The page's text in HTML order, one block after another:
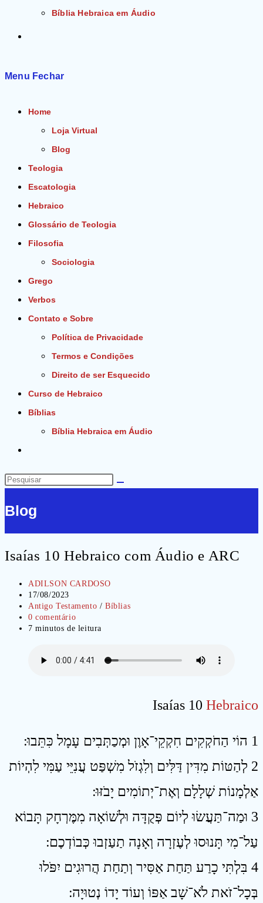
Bíblia Hebraica em Áudio
Menu Fechar
Home
Loja Virtual
Blog
Teologia
Escatologia
Hebraico
Glossário de Teologia
Filosofia
Sociologia
Grego
Verbos
Contato e Sobre
Política de Privacidade
Termos e Condições
Direito de ser Esquecido
Curso de Hebraico
Bíblias
Bíblia Hebraica em Áudio
do
site
Pesquisar
site
Blog
Isaías 10 Hebraico com Áudio e ARC
Autor
do
post:
ADILSON CARDOSO
Post
publicado:
17/08/2023
Categoria
do
post:
Antigo Testamento / Bíblias
Comentários
do
0 comentário
Tempo
7 minutos de leitura
Isaías 10 Hebraico
1 הוֹי הַחֹקְקִים חִקְקֵי־אָוֶן וּמְכַתְּבִים עָמָל כִּתֵּבוּ ׃
2 לְהַטּוֹת מִדִּין דַּלִּים וְלִגְזֹל מִשְׁפַּט עֲנִיֵּי עַמִּי לִהְיוֹת
אַלְמָנוֹת שְׁלָלָם וְאֶת־יְתוֹמִים יָבֹזּוּ ׃
3 וּמַה־תַּעֲשׂוּ לְיוֹם פְּקֻדָּה וּלְשׁוֹאָה מִמֶּרְחָק תָּבוֹא
עַל־מִי תָּנוּסוּ לְעֶזְרָה וְאָנָה תַעַזְבוּ כְּבוֹדְכֶם ׃
4 בִּלְתִּי כָרַע תַּחַת אַסִּיר וְתַחַת הֲרוּגִים יִפֹּלוּ
בְּכָל־זֹאת לֹא־שָׁב אַפּוֹ וְעוֹד יָדוֹ נְטוּיָה ׃